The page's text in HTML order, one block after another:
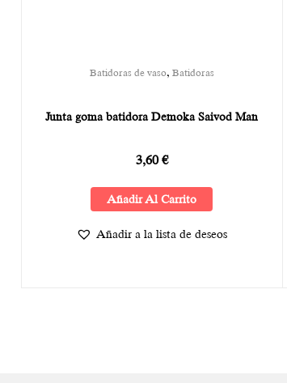
Batidoras de vaso, Batidoras
Junta goma batidora Demoka Saivod Man
3,60€
Añadir Al Carrito
Añadir a la lista de deseos